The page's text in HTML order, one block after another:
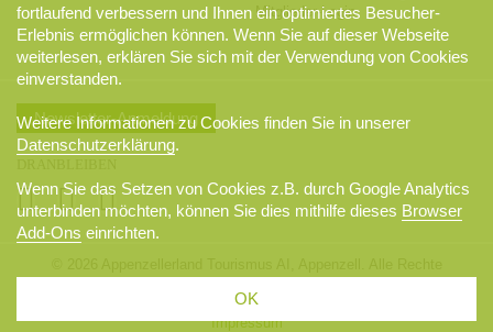
Mitglieder-Login
Newsletter-Anmeldung
Datenschutzerklärung
Impressum
fortlaufend verbessern und Ihnen ein optimiertes Besucher-
Erlebnis ermöglichen können. Wenn Sie auf dieser Webseite
weiterlesen, erklären Sie sich mit der Verwendung von Cookies
einverstanden.
Weitere Informationen zu Cookies finden Sie in unserer
Datenschutzerklärung.
Wenn Sie das Setzen von Cookies z.B. durch Google Analytics
unterbinden möchten, können Sie dies mithilfe dieses Browser
Add-Ons einrichten.
OK